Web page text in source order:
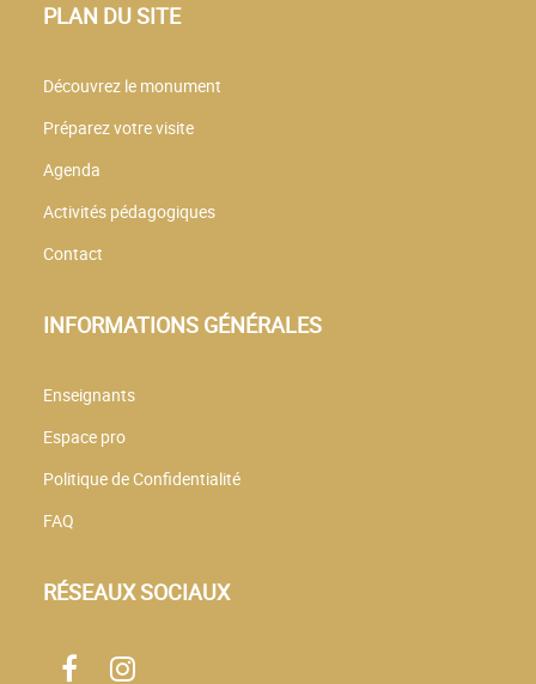
PLAN DU SITE
Découvrez le monument
Préparez votre visite
Agenda
Activités pédagogiques
Contact
INFORMATIONS GÉNÉRALES
Enseignants
Espace pro
Politique de Confidentialité
FAQ
RÉSEAUX SOCIAUX